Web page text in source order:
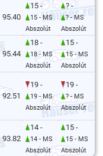
95.40
15 -
15 - MS
Abszolút
? -
? - MS
Abszolút
95.44
18 -
18 - MS
Abszolút
15 -
15 - MS
Abszolút
92.51
19 -
19 - MS
Abszolút
19 -
? - MS
Abszolút
93.82
14 -
14 - MS
Abszolút
15 -
15 - MS
Abszolút